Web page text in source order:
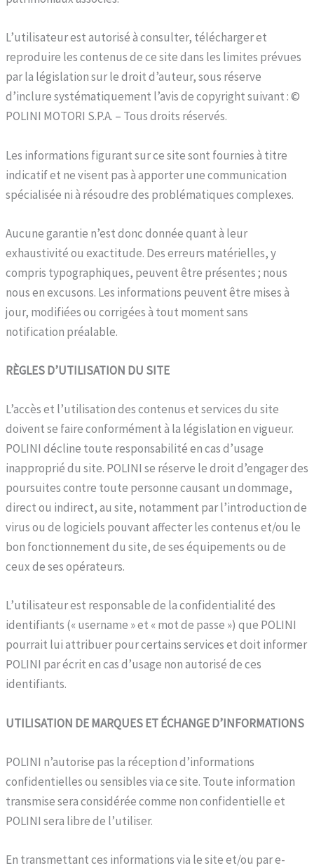
L’utilisateur est autorisé à consulter, télécharger et
reproduire les contenus de ce site dans les limites prévues
par la législation sur le droit d’auteur, sous réserve
d’inclure systématiquement l’avis de copyright suivant : ©
POLINI MOTORI S.P.A. – Tous droits réservés.
Les informations figurant sur ce site sont fournies à titre
indicatif et ne visent pas à apporter une communication
spécialisée ni à résoudre des problématiques complexes.
Aucune garantie n’est donc donnée quant à leur
exhaustivité ou exactitude. Des erreurs matérielles, y
compris typographiques, peuvent être présentes ; nous
nous en excusons. Les informations peuvent être mises à
jour, modifiées ou corrigées à tout moment sans
notification préalable.
RÈGLES D’UTILISATION DU SITE
L’accès et l’utilisation des contenus et services du site
doivent se faire conformément à la législation en vigueur.
POLINI décline toute responsabilité en cas d’usage
inapproprié du site. POLINI se réserve le droit d’engager des
poursuites contre toute personne causant un dommage,
direct ou indirect, au site, notamment par l’introduction de
virus ou de logiciels pouvant affecter les contenus et/ou le
bon fonctionnement du site, de ses équipements ou de
ceux de ses opérateurs.
L’utilisateur est responsable de la confidentialité des
identifiants (« username » et « mot de passe ») que POLINI
pourrait lui attribuer pour certains services et doit informer
POLINI par écrit en cas d’usage non autorisé de ces
identifiants.
UTILISATION DE MARQUES ET ÉCHANGE D’INFORMATIONS
POLINI n’autorise pas la réception d’informations
confidentielles ou sensibles via ce site. Toute information
transmise sera considérée comme non confidentielle et
POLINI sera libre de l’utiliser.
En transmettant ces informations via le site et/ou par e-